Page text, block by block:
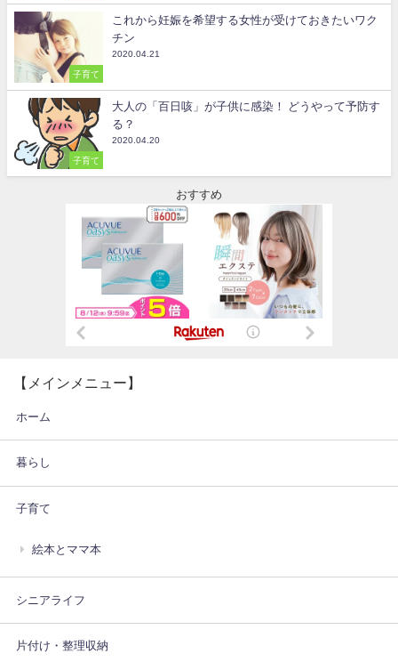
子育て
これから妊娠を希望する女性が受けておきたいワク
チン
2020.04.21
子育て
大人の「百日咳」が子供に感染！ どうやって予防す
る？
2020.04.20
おすすめ
【メインメニュー】
ホーム
暮らし
子育て
絵本とママ本
シニアライフ
片付け・整理収納